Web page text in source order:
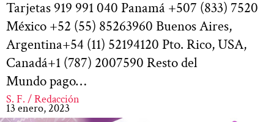
Tarjetas 919 991 040 Panamá +507 (833) 7520
México +52 (55) 85263960 Buenos Aires,
Argentina+54 (11) 52194120 Pto. Rico, USA,
Canadá+1 (787) 2007590 Resto del
Mundo pago…
S. F. / Redacción
13 enero, 2023